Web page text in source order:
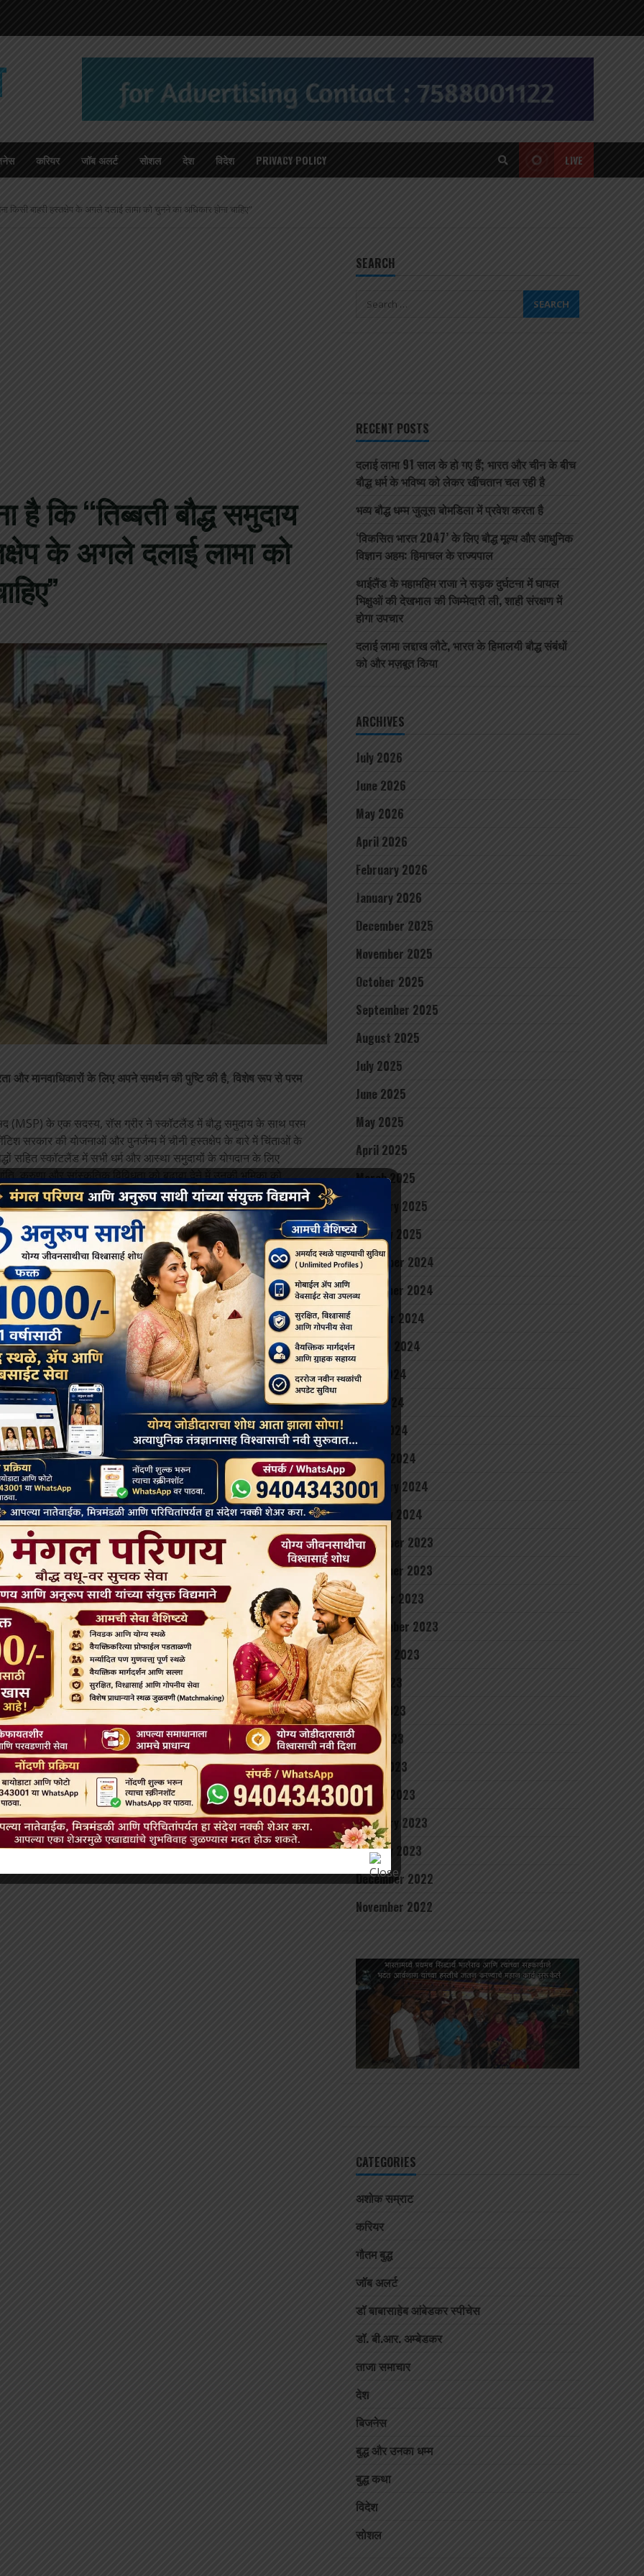
करियर जॉब अलर्ट सोशल देश विदेश PRIVACY POLICY LIVE
किसी बाहरी हस्तक्षेप के अगले दलाई लामा को चुनने का अधिकार होना चाहिए”
कि “तिब्बती बौद्ध समुदाय
के अगले दलाई लामा को
और मानवाधिकारों के लिए अपने समर्थन की पुष्टि की है, विशेष रूप से परम
के एक सदस्य, रॉस ग्रीर ने स्कॉटलैंड में बौद्ध समुदाय के साथ परम
सरकार की योजनाओं और पुनर्जन्म में चीनी हस्तक्षेप के बारे में चिंताओं के
सहित स्कॉटलैंड में सभी धर्म और आस्था समुदायों के योगदान के लिए
करुणा और सांस्कृतिक विविधता को बढ़ावा देने में उनकी भूमिका को
पंचेन लामा के अपहरण और उसके स्थान पर दूसरे लड़के को स्थापित करने की
रूप से फैली चिंताओं को व्यक्त किया कि भविष्य में परम पावन 14वें दलाई
जा सकता है। उन्होंने सवाल किया कि क्या स्कॉटिश सरकार केवल विदेशी
भावी दलाई लामा को मान्यता देने के लिए प्रतिबद्ध होगी।
स्वतंत्रता और मानवाधिकारों के सिद्धांतों का समर्थन करती है। इसका
दलाई लामा को चुनने का अधिकार होना चाहिए।”
Messenger
Next:
जापानी भिक्षु बौद्ध धर्म को पुनर्जीवित करने के लिए AI का सहारा ले रहे हैं
लौटे, भारत के हिमालयी
और मज़बूत किया
विदेश
मंगोलिया: भारतीय दूतावास ने बौद्ध भिक्षुओं
और वरिष्ठ प्रतिनिधियों की मेजबानी की
June 8, 2026
SEARCH
Search
RECENT POSTS
दलाई लामा 91 साल के हो गए हैं; भारत और चीन के बीच
बौद्ध धर्म के भविष्य को लेकर खींचतान चल रही है
भव्य बौद्ध धम्म जुलूस बोमडिला में प्रवेश करता है
‘विकसित भारत 2047’ के लिए बौद्ध मूल्य और आधुनिक
विज्ञान अहम: हिमाचल के राज्यपाल
थाईलैंड के महामहिम राजा ने सड़क दुर्घटना में घायल
भिक्षुओं की देखभाल की जिम्मेदारी ली, शाही संरक्षण में
होगा उपचार
दलाई लामा लद्दाख लौटे, भारत के हिमालयी बौद्ध संबंधों
को और मज़बूत किया
ARCHIVES
July 2026
June 2026
May 2026
April 2026
February 2026
January 2026
December 2025
November 2025
October 2025
September 2025
August 2025
July 2025
June 2025
May 2025
April 2025
March 2025
February 2025
January 2025
December 2024
November 2024
October 2024
August 2024
June 2024
May 2024
April 2024
March 2024
February 2024
January 2024
December 2023
November 2023
October 2023
September 2023
August 2023
July 2023
June 2023
May 2023
April 2023
March 2023
February 2023
January 2023
December 2022
November 2022
CATEGORIES
अशोक सम्राट
करियर
गौतम बुद्ध
जॉब अलर्ट
डॉ बाबासाहेब आंबेडकर स्पीचेस
डॉ. बी.आर. अम्बेडकर
ताजा समाचार
देश
बिजनेस
बुद्ध और उनका धम्म
बुद्ध कथा
विदेश
सोशल